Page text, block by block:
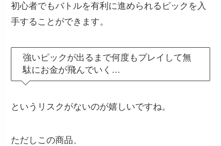
初心者でもバトルを有利に進められるピックを入
手することができます。
強いピックが出るまで何度もプレイして無
駄にお金が飛んでいく…
というリスクがないのが嬉しいですね。
ただしこの商品、